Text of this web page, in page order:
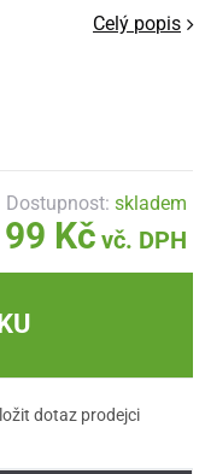
Celý popis
Dostupnost:skladem
Kč vč. DPH
dotaz prodejci